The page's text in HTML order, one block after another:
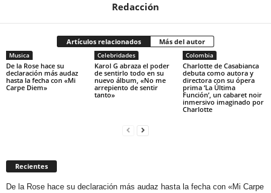
Redacción
Artículos relacionados Más del autor
Musica
De la Rose hace su
declaración más audaz
hasta la fecha con «Mi
Carpe Diem»
Celebridades
Karol G abraza el poder
de sentirlo todo en su
nuevo álbum, «No me
arrepiento de sentir
tanto»
Colombia
Charlotte de Casabianca
debuta como autora y
directora con su ópera
prima ‘La Última
Función’, un cabaret noir
inmersivo imaginado por
Charlotte
Recientes
De la Rose hace su declaración más audaz hasta la fecha con «Mi Carpe